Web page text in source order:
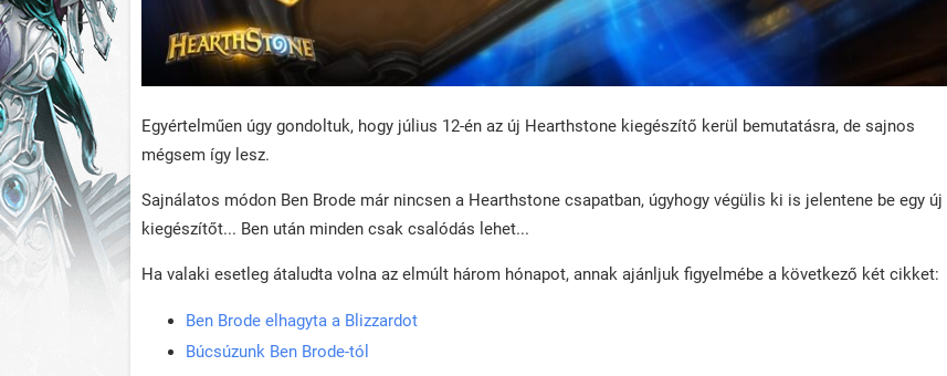
Egyértelműen úgy gondoltuk, hogy július 12-én az új Hearthstone kiegészítő kerül bemutatásra, de sajnos
mégsem így lesz.
Sajnálatos módon Ben Brode már nincsen a Hearthstone csapatban, úgyhogy végülis ki is jelentene be egy új
kiegészítőt... Ben után minden csak csalódás lehet...
Ha valaki esetleg átaludta volna az elmúlt három hónapot, annak ajánljuk figyelmébe a következő két cikket:
Ben Brode elhagyta a Blizzardot
Búcsúzunk Ben Brode-tól